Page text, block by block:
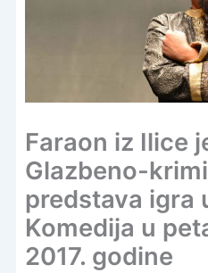
Faraon iz Ilice
Glazbeno-
predstava igra
Komedija u
2017. godine